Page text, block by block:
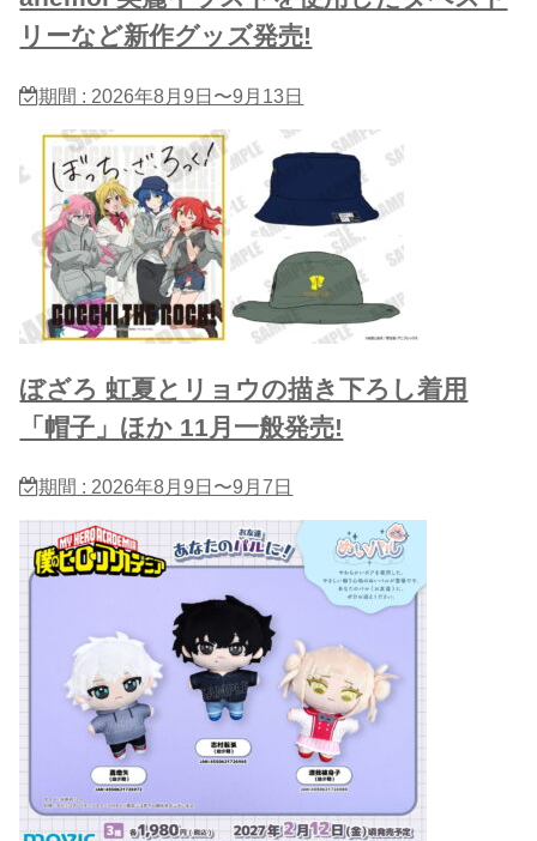
リーなど新作グッズ発売!
期間 : 2026年8月9日〜9月13日
ぼざろ 虹夏とリョウの描き下ろし着用
「帽子」ほか 11月一般発売!
期間 : 2026年8月9日〜9月7日